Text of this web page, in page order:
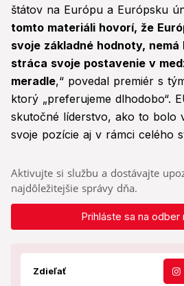
štátov na Európu a Európsku
tomto materiáli hovorí, že
svoje základné hodnoty, nemá
stráca svoje postavenie v
meradle,“ povedal premiér s
ktorý „preferujeme dlhodobo“.
skutočné líderstvo, ako to bolo
svoje pozície aj v rámci celého
Aktivujte si službu a dostávajte
najdôležitejšie správy dňa.
Prihláste sa na odber
Zdieľať